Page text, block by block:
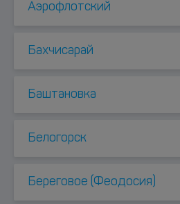
Аэрофлотский
Бахчисарай
Баштановка
Белогорск
Береговое (Феодосия)